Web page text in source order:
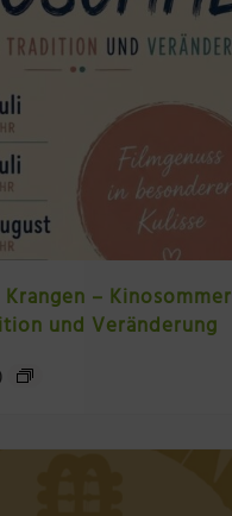
– Kinosommer
und Veränderung